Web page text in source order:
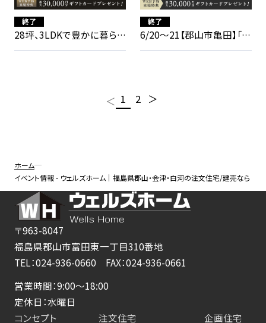
終了
28坪、3LDKで豊かに暮らせ
る家見学会
終了
6/20〜21【郡山市亀田】「家
族のため」と「自分の好き」
＜ 前
の
投
ペー
ジ
送
り
1 2 ＞
ホーム
イベント情報 - ウェルズホーム｜福島県郡山・会津・白河の注文住宅/建売なら
〒963-8047
福島県郡山市富田東一丁目310番地
TEL：024-936-0660 FAX：024-936-0661
営業時間：9:00～18:00
定休日：水曜日
コンセプト
注文住宅 企画住宅